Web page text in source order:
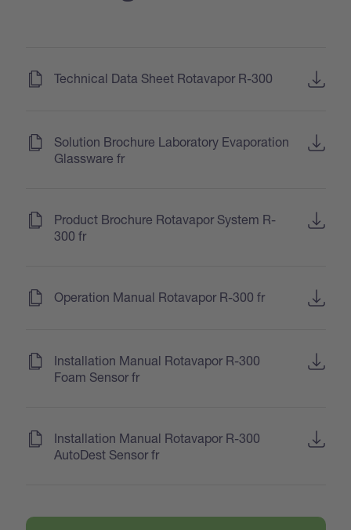
Technical Data Sheet Rotavapor R-300
Solution Brochure Laboratory Evaporation
Glassware fr
Product Brochure Rotavapor System R-
300 fr
Operation Manual Rotavapor R-300 fr
Installation Manual Rotavapor R-300
Foam Sensor fr
Installation Manual Rotavapor R-300
AutoDest Sensor fr